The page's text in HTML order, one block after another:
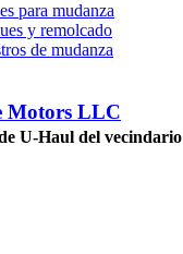
para mudanza
y remolcado
de mudanza
Motors LLC
U-Haul del vecindario